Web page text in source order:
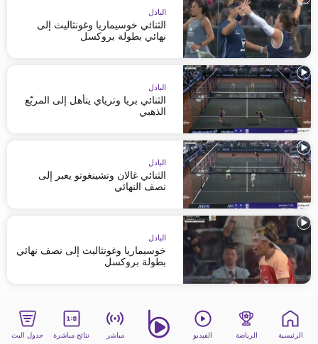
البادل
الثنائي خوسيماريا وغونثاليث إلى
نهائي بطولة بروكسل
البادل
الثنائي بريا وترياي يتأهل إلى المربّع
الذهبي
البادل
الثنائي غالان وتشينغوتو يعبر إلى
نصف النهائي
البادل
خوسيماريا وغونثاليث إلى نصف نهائي
بطولة بروكسل
الرئيسية الرياضة الفيديو مباشر نتائج مباشرة جدول البث